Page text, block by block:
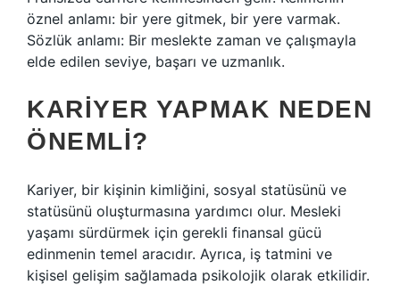
öznel anlamı: bir yere gitmek, bir yere varmak.
Sözlük anlamı: Bir meslekte zaman ve çalışmayla
elde edilen seviye, başarı ve uzmanlık.
KARIYER YAPMAK NEDEN
ÖNEMLI?
Kariyer, bir kişinin kimliğini, sosyal statüsünü ve
statüsünü oluşturmasına yardımcı olur. Mesleki
yaşamı sürdürmek için gerekli finansal gücü
edinmenin temel aracıdır. Ayrıca, iş tatmini ve
kişisel gelişim sağlamada psikolojik olarak etkilidir.